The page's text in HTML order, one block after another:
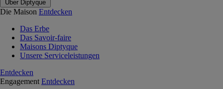
Über Diptyque
Die Maison Entdecken
Das Erbe
Das Savoir-faire
Maisons Diptyque
Unsere Serviceleistungen
Entdecken
Engagement Entdecken